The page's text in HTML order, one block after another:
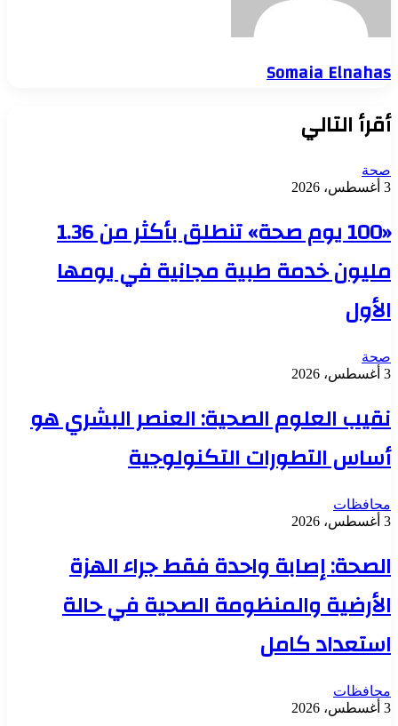
Somaia Elnahas
أقرأ التالي
صحة
3 أغسطس، 2026
«100 يوم صحة» تنطلق بأكثر من 1.36
مليون خدمة طبية مجانية في يومها
الأول
صحة
3 أغسطس، 2026
نقيب العلوم الصحية: العنصر البشري هو
أساس التطورات التكنولوجية
محافظات
3 أغسطس، 2026
الصحة: إصابة واحدة فقط جراء الهزة
الأرضية والمنظومة الصحية في حالة
استعداد كامل
محافظات
3 أغسطس، 2026